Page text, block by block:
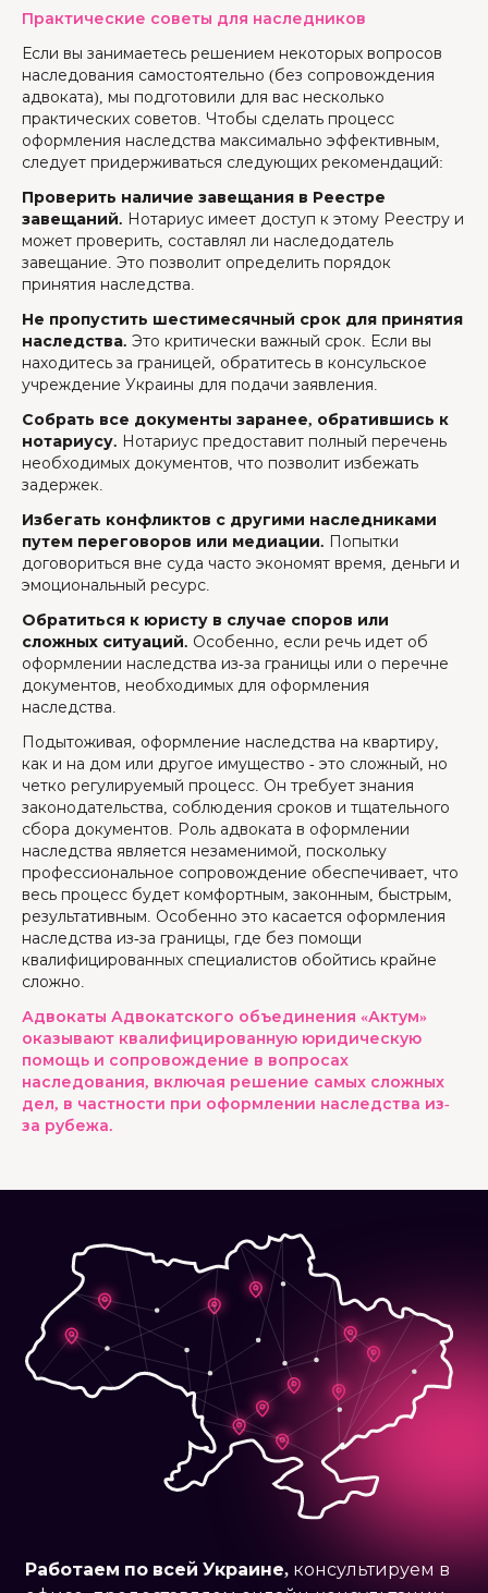
Практические советы для наследников
Если вы занимаетесь решением некоторых вопросов
наследования самостоятельно (без сопровождения
адвоката), мы подготовили для вас несколько
практических советов. Чтобы сделать процесс
оформления наследства максимально эффективным,
следует придерживаться следующих рекомендаций:
Проверить наличие завещания в Реестре
завещаний. Нотариус имеет доступ к этому Реестру и
может проверить, составлял ли наследодатель
завещание. Это позволит определить порядок
принятия наследства.
Не пропустить шестимесячный срок для принятия
наследства. Это критически важный срок. Если вы
находитесь за границей, обратитесь в консульское
учреждение Украины для подачи заявления.
Собрать все документы заранее, обратившись к
нотариусу. Нотариус предоставит полный перечень
необходимых документов, что позволит избежать
задержек.
Избегать конфликтов с другими наследниками
путем переговоров или медиации.
Попытки
договориться вне суда часто экономят время, деньги и
эмоциональный ресурс.
Обратиться к юристу в случае споров или
сложных ситуаций. Особенно, если речь идет об
оформлении наследства из-за границы или о перечне
документов, необходимых для оформления
наследства.
Подытоживая, оформление наследства на квартиру,
как и на дом или другое имущество - это сложный, но
четко регулируемый процесс. Он требует знания
законодательства, соблюдения сроков и тщательного
сбора документов. Роль адвоката в оформлении
наследства является незаменимой, поскольку
профессиональное сопровождение обеспечивает, что
весь процесс будет комфортным, законным, быстрым,
результативным. Особенно это касается оформления
наследства из-за границы, где без помощи
квалифицированных специалистов обойтись крайне
сложно.
Адвокаты Адвокатского объединения «Актум»
оказывают квалифицированную юридическую
помощь и сопровождение в вопросах
наследования, включая решение самых сложных
дел, в частности при оформлении наследства из-
за рубежа.
Работаем по всей Украине, консультируем в